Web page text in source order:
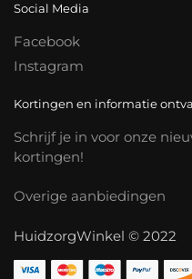
Social Media
Facebook
Instagram
Kortingen en informatie
Schrijf je in voor onze
kortingen!
Overige aanbiedingen
HuidzorgWinkel © 2022